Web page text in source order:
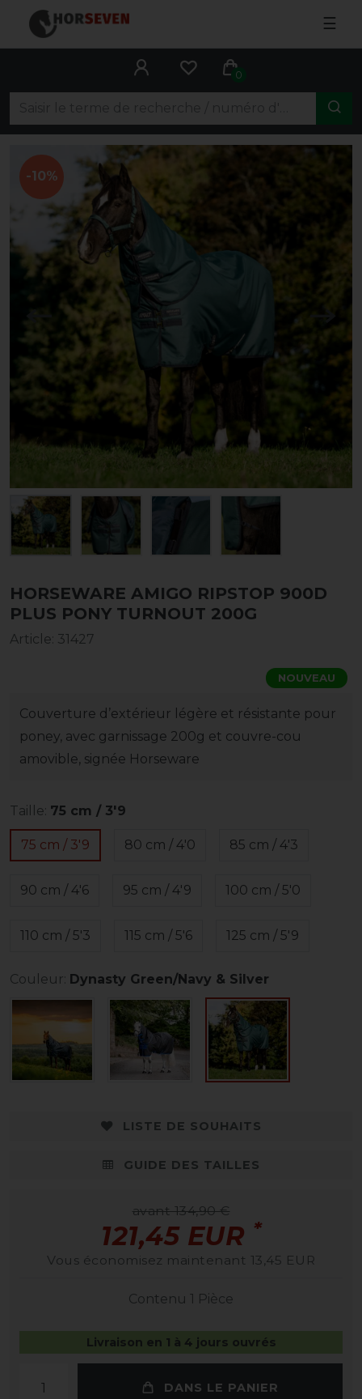
☰
0
-10%
HORSEWARE AMIGO RIPSTOP 900D
PLUS PONY TURNOUT 200G
Article: 31427
NOUVEAU
Couverture d’extérieur légère et résistante pour
poney, avec garnissage 200g et couvre-cou
amovible, signée Horseware
Taille: 75 cm / 3'9
75 cm / 3'9 80 cm / 4'0 85 cm / 4'3
90 cm / 4'6 95 cm / 4'9 100 cm / 5'0
110 cm / 5'3 115 cm / 5'6 125 cm / 5'9
Couleur: Dynasty Green/Navy & Silver
LISTE DE SOUHAITS
GUIDE DES TAILLES
avant 134,90 €
121,45 EUR *
Vous économisez maintenant 13,45 EUR
Contenu 1 Pièce
Livraison en 1 à 4 jours ouvrés
DANS LE PANIER